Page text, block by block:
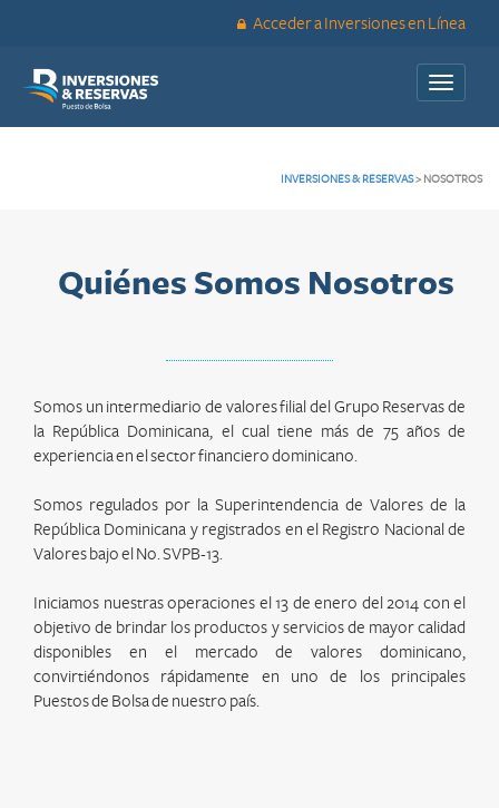
Acceder a Inversiones en Línea
Toggle
INVERSIONES & RESERVAS> NOSOTROS
Quiénes Somos Nosotros
Somos un intermediario de valores filial del Grupo Reservas de
la República Dominicana, el cual tiene más de 75 años de
experiencia en el sector financiero dominicano.
Somos regulados por la Superintendencia de Valores de la
República Dominicana y registrados en el Registro Nacional de
Valores bajo el No. SVPB-13.
Iniciamos nuestras operaciones el 13 de enero del 2014 con el
objetivo de brindar los productos y servicios de mayor calidad
disponibles en el mercado de valores dominicano,
convirtiéndonos rápidamente en uno de los principales
Puestos de Bolsa de nuestro país.